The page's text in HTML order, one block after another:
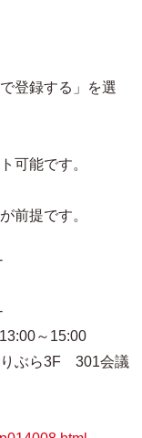
登録する」を選
可能です。
前提です。
～15:00
ら3F 301会議